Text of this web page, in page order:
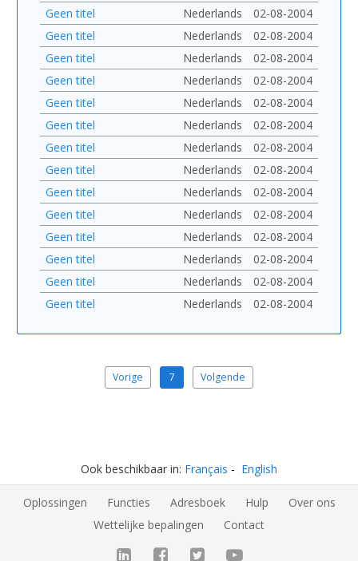
Geen titel
Nederlands
02-08-2004
Geen titel
Nederlands
02-08-2004
Geen titel
Nederlands
02-08-2004
Geen titel
Nederlands
02-08-2004
Geen titel
Nederlands
02-08-2004
Geen titel
Nederlands
02-08-2004
Geen titel
Nederlands
02-08-2004
Geen titel
Nederlands
02-08-2004
Geen titel
Nederlands
02-08-2004
Geen titel
Nederlands
02-08-2004
Geen titel
Nederlands
02-08-2004
Geen titel
Nederlands
02-08-2004
Geen titel
Nederlands
02-08-2004
Geen titel
Nederlands 02-08-2004
Vorige 7 Volgende
Ook beschikbaar in: Français English
Oplossingen Functies Adresboek Hulp
Over ons
Wettelijke bepalingen
Contact